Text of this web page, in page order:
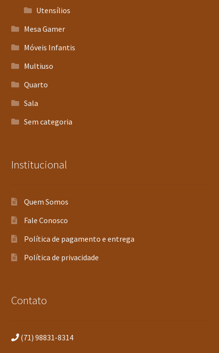
Utensílios
Mesa Gamer
Móveis Infantis
Multiuso
Quarto
Sala
Sem categoria
Institucional
Quem Somos
Fale Conosco
Política de pagamento e entrega
Política de privacidade
Contato
(71) 98831-8314